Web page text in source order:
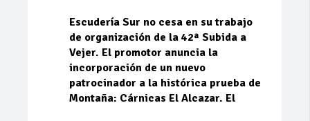
Escudería Sur no cesa en su trabajo
de organización de la 42ª Subida a
Vejer. El promotor anuncia la
incorporación de un nuevo
patrocinador a la histórica prueba de
Montaña: Cárnicas El Alcazar. El